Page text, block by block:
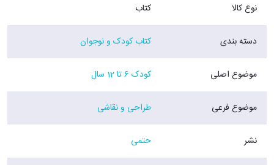
نوع کالا کتاب
دسته بندی کتاب کودک و نوجوان
موضوع اصلی کودک 6 تا 12 سال
موضوع فرعی طراحی و نقاشی
نشر حتمی